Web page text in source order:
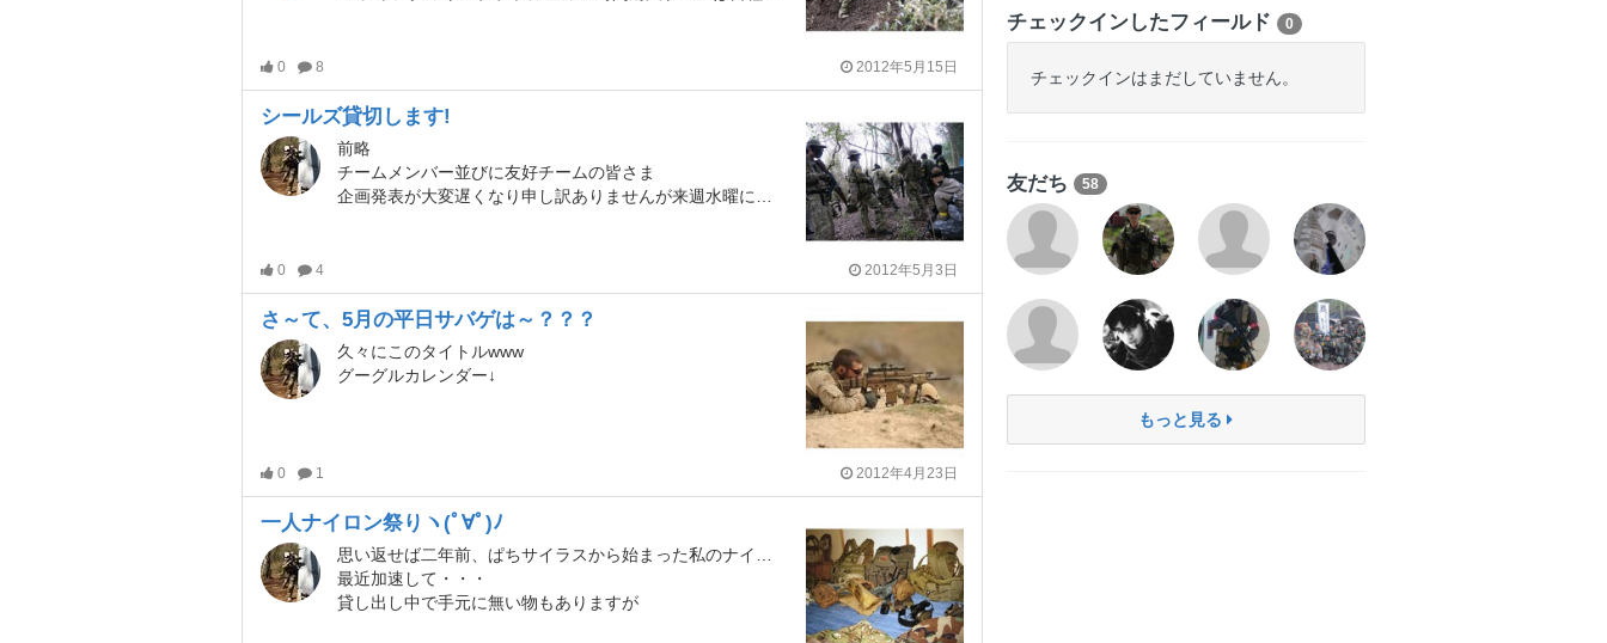
0 8 2012年5月15日
シールズ貸切します!
前略
チームメンバー並びに友好チームの皆さま
企画発表が大変遅くなり申し訳ありませんが来週水曜にシールズやります。
0 4 2012年5月3日
さ～て、5月の平日サバゲは～？？？
久々にこのタイトルwww
グーグルカレンダー↓
0 1 2012年4月23日
一人ナイロン祭りヽ(ﾟ∀ﾟ)ﾉ
思い返せば二年前、ぱちサイラスから始まった私のナイロンヒストリーも
最近加速して・・・
貸し出し中で手元に無い物もありますが
チェックインしたフィールド 0
チェックインはまだしていません。
友だち 58
もっと見る